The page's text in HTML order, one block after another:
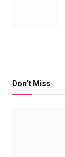
Don't Miss